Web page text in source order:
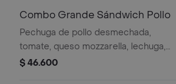
Combo Grande Sándwich Pollo
Pechuga de pollo desmechada,
tomate, queso mozzarella, lechuga,
mayonesa, papas a la francesa y
$ 46.600